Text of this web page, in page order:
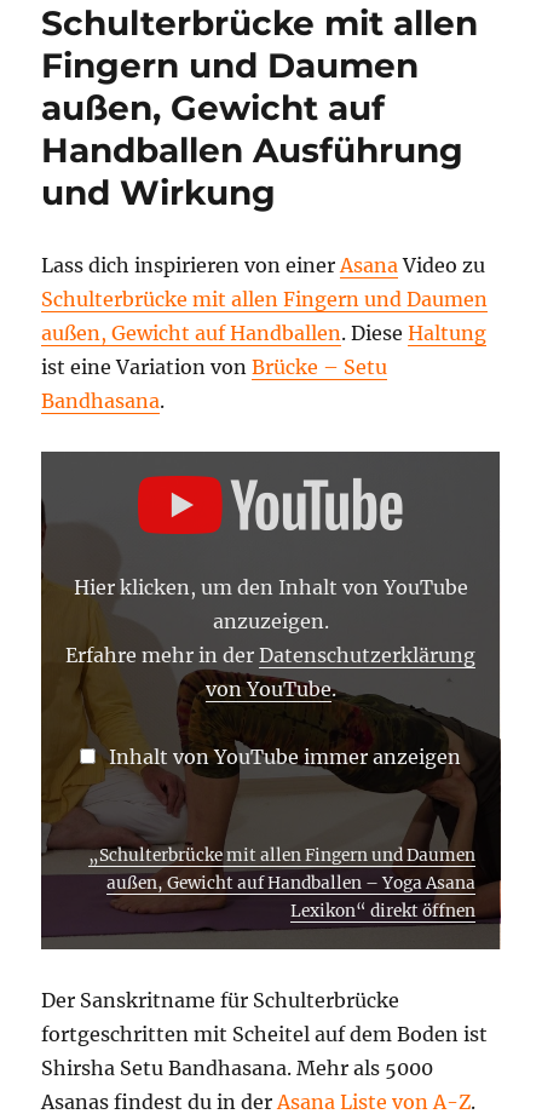
Yogastellung
Video
Schulterbrücke mit allen
Fingern und Daumen
außen, Gewicht auf
Handballen Ausführung
und Wirkung
Lass dich inspirieren von einer Asana Video zu
Schulterbrücke mit allen Fingern und Daumen
außen, Gewicht auf Handballen. DieseHaltung
ist eine Variation vonBrücke – Setu
Bandhasana.
„SCHULTERBRÜCKE
ALLEN
FINGERN
UND
AUSSEN, G
EWICHT A
OGA A
SANA L
EXIKON“ V
ON Y
OUTUBE A
NZEIGEN
Hier klicken, um den Inhalt von YouTube
anzuzeigen.
Erfahre mehr in derDatenschutzerklärung
von YouTube.
Inhalt von YouTube immer anzeigen
„Schulterbrücke mit allen Fingern und Daumen
außen, Gewicht auf Handballen – Yoga Asana
Lexikon“ direkt öffnen
Der Sanskritname für Schulterbrücke
fortgeschritten mit Scheitel auf dem Boden ist
Shirsha Setu Bandhasana. Mehr als 5000
Asanas findest du in der Asana Liste von A-Z.